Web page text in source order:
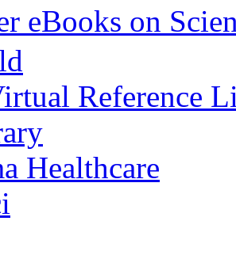
eBooks on
Reference
Healthcare